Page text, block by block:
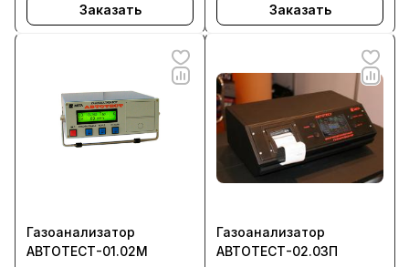
Заказать Заказать
Газоанализатор
АВТОТЕСТ-01.02М
Газоанализатор
АВТОТЕСТ-02.03П